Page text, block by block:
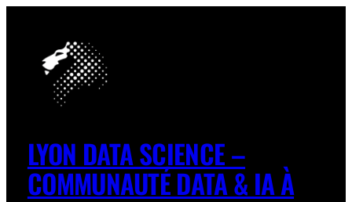
LYON DATA SCIENCE –
COMMUNAUTÉ DATA & IA À